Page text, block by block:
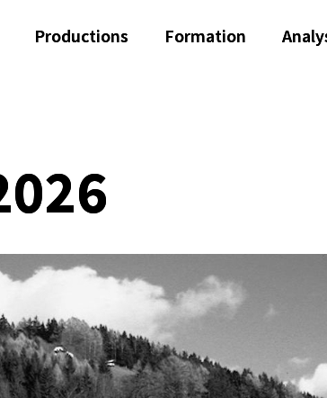
Productions Formation